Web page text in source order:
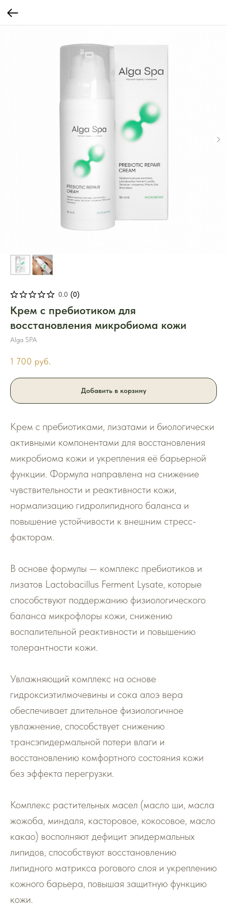
0.0 (0)
Крем с пребиотиком для
восстановления микробиома кожи
Alga SPA
1 700 руб.
Добавить в корзину
Крем с пребиотиками, лизатами и биологически
активными компонентами для восстановления
микробиома кожи и укрепления её барьерной
функции. Формула направлена на снижение
чувствительности и реактивности кожи,
нормализацию гидролипидного баланса и
повышение устойчивости к внешним стресс-
факторам.
В основе формулы — комплекс пребиотиков и
лизатов Lactobacillus Ferment Lysate, которые
способствуют поддержанию физиологического
баланса микрофлоры кожи, снижению
воспалительной реактивности и повышению
толерантности кожи.
Увлажняющий комплекс на основе
гидроксиэтилмочевины и сока алоэ вера
обеспечивает длительное физиологичное
увлажнение, способствует снижению
трансэпидермальной потери влаги и
восстановлению комфортного состояния кожи
без эффекта перегрузки.
Комплекс растительных масел (масло ши, масла
жожоба, миндаля, касторовое, кокосовое, масло
какао) восполняют дефицит эпидермальных
липидов, способствуют восстановлению
липидного матрикса рогового слоя и укреплению
кожного барьера, повышая защитную функцию
кожи.